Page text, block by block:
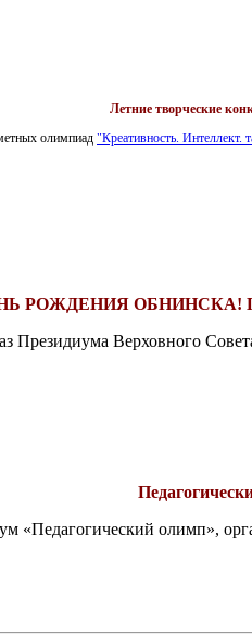
Летние творческие
олимпиад "Креативность. Интеллект.
РОЖДЕНИЯ ОБНИНСКА!
Президиума Верховного
«Педагогический олимп»,